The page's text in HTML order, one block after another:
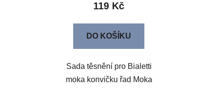
119 Kč
DO KOŠÍKU
Sada těsnění pro Bialetti
moka konvičku řad Moka